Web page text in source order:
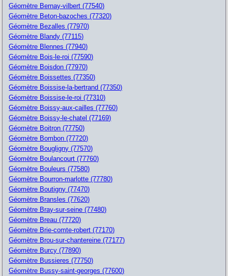
Géomètre Bernay-vilbert (77540)
Géomètre Beton-bazoches (77320)
Géomètre Bezalles (77970)
Géomètre Blandy (77115)
Géomètre Blennes (77940)
Géomètre Bois-le-roi (77590)
Géomètre Boisdon (77970)
Géomètre Boissettes (77350)
Géomètre Boissise-la-bertrand (77350)
Géomètre Boissise-le-roi (77310)
Géomètre Boissy-aux-cailles (77760)
Géomètre Boissy-le-chatel (77169)
Géomètre Boitron (77750)
Géomètre Bombon (77720)
Géomètre Bougligny (77570)
Géomètre Boulancourt (77760)
Géomètre Bouleurs (77580)
Géomètre Bourron-marlotte (77780)
Géomètre Boutigny (77470)
Géomètre Bransles (77620)
Géomètre Bray-sur-seine (77480)
Géomètre Breau (77720)
Géomètre Brie-comte-robert (77170)
Géomètre Brou-sur-chantereine (77177)
Géomètre Burcy (77890)
Géomètre Bussieres (77750)
Géomètre Bussy-saint-georges (77600)